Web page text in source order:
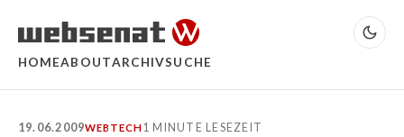
HOMEABOUTARCHIVSUCHE
19.06.2009WEBTECH1 MINUTE LESEZEIT